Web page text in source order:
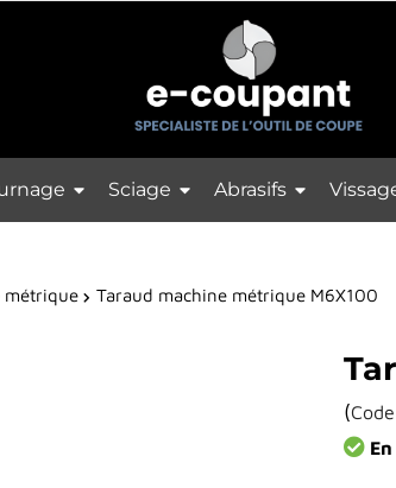
Sciage Abrasifs
métrique Taraud machine métrique M6X100
(
En